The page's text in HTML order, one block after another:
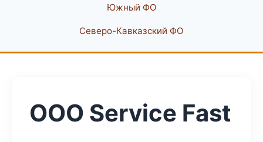
Южный ФО
Северо-Кавказский ФО
ООО Service Fast